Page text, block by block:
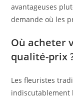
avantageuses
demande où les
Où acheter
qualité-prix
Les fleuristes
indiscutablement